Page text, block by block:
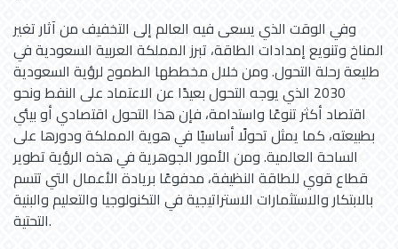
وفي الوقت الذي يسعى فيه العالم إلى التخفيف من آثار تغير
المناخ وتنويع إمدادات الطاقة، تبرز المملكة العربية السعودية في
طليعة رحلة التحول. ومن خلال مخططها الطموح لرؤية السعودية
2030 الذي يوجه التحول بعيدًا عن الاعتماد على النفط ونحو
اقتصاد أكثر تنوعًا واستدامة، فإن هذا التحول اقتصادي أو بيئي
بطبيعته، كما يمثل تحولًا أساسيًا في هوية المملكة ودورها على
الساحة العالمية. ومن الأمور الجوهرية في هذه الرؤية تطوير
قطاع قوي للطاقة النظيفة، مدفوعًا بريادة الأعمال التي تتسم
بالابتكار والاستثمارات الاستراتيجية في التكنولوجيا والتعليم والبنية
التحتية.